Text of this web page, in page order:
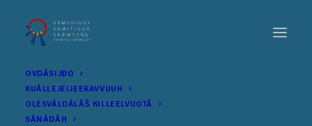
OVDÂSIJĐO
KUÁLLEJEIJEERAVVUUH
OLESVÁLDÁLÂŠ KILLEELVUOTÂ
SÁNÁDÂH